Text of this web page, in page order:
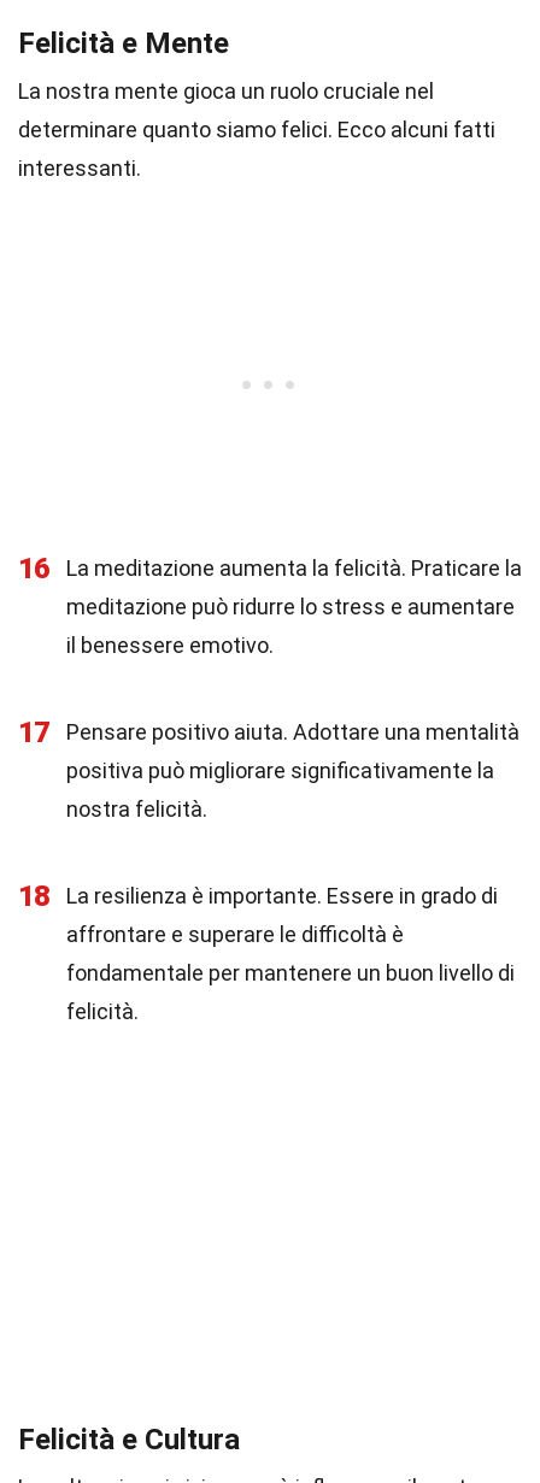
Felicità e Mente
La nostra mente gioca un ruolo cruciale nel
determinare quanto siamo felici. Ecco alcuni fatti
interessanti.
16
La meditazione aumenta la felicità. Praticare la
meditazione può ridurre lo stress e aumentare
il benessere emotivo.
17
Pensare positivo aiuta. Adottare una mentalità
positiva può migliorare significativamente la
nostra felicità.
18
La resilienza è importante. Essere in grado di
affrontare e superare le difficoltà è
fondamentale per mantenere un buon livello di
felicità.
Felicità e Cultura